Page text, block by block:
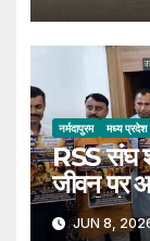
नर्मदापुरम मध्य प्रदेश
RSS संघ
जीवन पर
हुआJUN 8,